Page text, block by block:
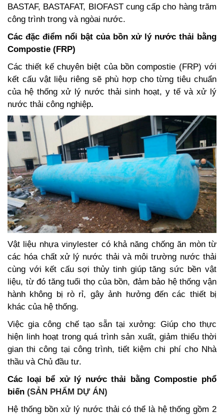
BASTAF, BASTAFAT, BIOFAST cung cấp cho hàng trăm
công trình trong và ngòai nước.
Các đặc điểm nổi bật của bồn xử lý nước thải bằng
Compostie (FRP)
Các thiết kế chuyên biệt của bồn compostie (FRP) với
kết cấu vật liệu riêng sẽ phù hợp cho từng tiêu chuẩn
của hệ thống xử lý nước thải sinh hoạt, y tế và xử lý
nước thải công nghiệp.
Vật liệu nhựa vinylester có khả năng chống ăn mòn từ
các hóa chất xử lý nước thải và môi trường nước thải
cùng với kết cấu sợi thủy tinh giúp tăng sức bền vật
liệu, từ đó tăng tuổi thọ của bồn, đảm bảo hệ thống vận
hành không bị rò rỉ, gây ảnh hưởng đến các thiết bị
khác của hệ thống.
Việc gia công chế tạo sẵn tại xưởng: Giúp cho thực
hiện linh hoạt trong quá trình sản xuất, giảm thiểu thời
gian thi công tại công trình, tiết kiệm chi phí cho Nhà
thầu và Chủ đầu tư.
Các loại bể xử lý nước thải bằng Compostie phổ
biến (SẢN PHẨM DỰ ÁN)
Hệ thống bồn xử lý nước thải có thể là hệ thống gồm 2